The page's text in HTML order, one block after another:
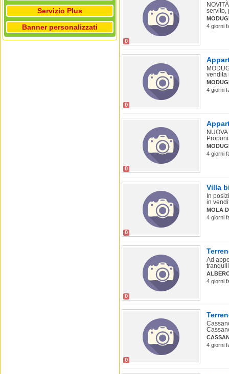
Servizio Plus
Banner personalizzati
0
servito,
4 giorni
0
vendita
4 giorni
0
4 giorni
0
Villa
In
in
MOLA
4 giorni
0
Ad
4 giorni
0
4 giorni